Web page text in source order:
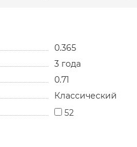
0.365
3 года
0.71
Классический
52